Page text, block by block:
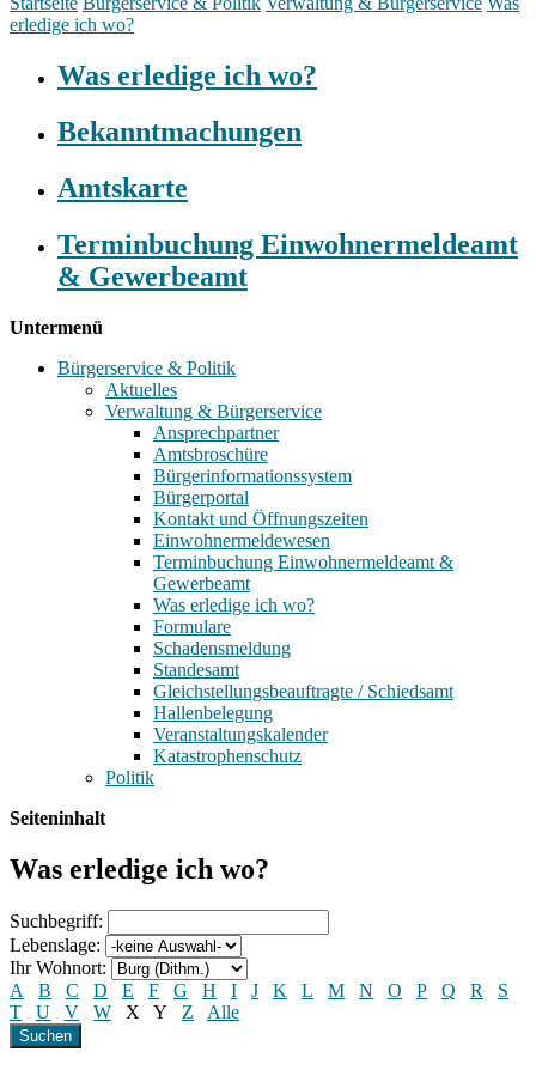
erledige ich wo?
Was erledige ich wo?
Bekanntmachungen
Amtskarte
Terminbuchung Einwohnermeldeamt
& Gewerbeamt
Untermenü
Bürgerservice & Politik
Aktuelles
Verwaltung & Bürgerservice
Ansprechpartner
Amtsbroschüre
Bürgerinformationssystem
Bürgerportal
Kontakt und Öffnungszeiten
Einwohnermeldewesen
Terminbuchung Einwohnermeldeamt &
Gewerbeamt
Was erledige ich wo?
Formulare
Schadensmeldung
Standesamt
Gleichstellungsbeauftragte / Schiedsamt
Hallenbelegung
Veranstaltungskalender
Katastrophenschutz
Politik
Seiteninhalt
Was erledige ich wo?
Suchbegriff:
Lebenslage:
Ihr Wohnort:
A
B C D E F G H I J K L M N O P Q R
S
T
U V W X Y Z Alle